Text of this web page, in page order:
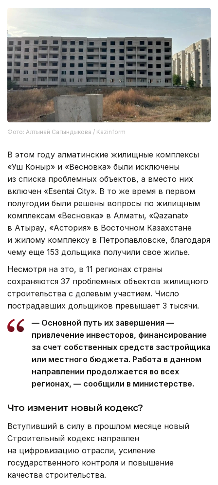
Фото: Алтынай Сагындыкова / Kazinform
В этом году алматинские жилищные комплексы
«Уш Коныр» и «Весновка» были исключены
из списка проблемных объектов, а вместо них
включен «Esentai City». В то же время в первом
полугодии были решены вопросы по жилищным
комплексам «Весновка» в Алматы, «Qazanat»
в Атырау, «Астория» в Восточном Казахстане
и жилому комплексу в Петропавловске, благодаря
чему еще 153 дольщика получили свое жилье.
Несмотря на это, в 11 регионах страны
сохраняются 37 проблемных объектов жилищного
строительства с долевым участием. Число
пострадавших дольщиков превышает 3 тысячи.
— Основной путь их завершения —
привлечение инвесторов, финансирование
за счет собственных средств застройщика
или местного бюджета. Работа в данном
направлении продолжается во всех
регионах, — сообщили в министерстве.
Что изменит новый кодекс?
Вступивший в силу в прошлом месяце новый
Строительный кодекс направлен
на цифровизацию отрасли, усиление
государственного контроля и повышение
качества строительства.